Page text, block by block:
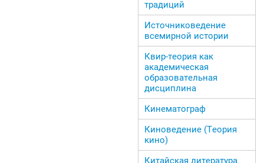
традиций
Источниковедение
всемирной истории
Квир-теория как
академическая
образовательная
дисциплина
Кинематограф
Киноведение (Теория
кино)
Китайская литература